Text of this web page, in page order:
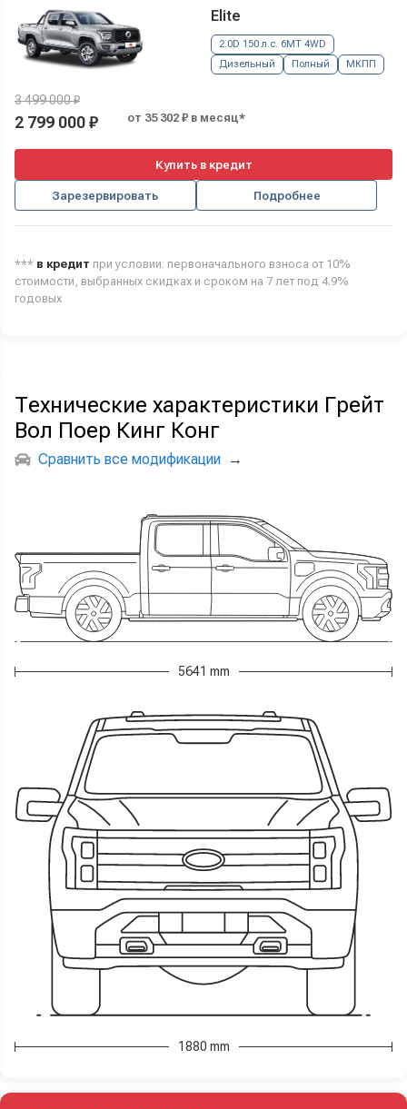
Elite
2.0D 150 л.с. 6MT 4WD
Дизельный
Полный МКПП
3 499 000 ₽
2 799 000 ₽ от 35 302 ₽ в месяц*
Купить в кредит
Зарезервировать Подробнее
*** в кредит при условии: первоначального взноса от 10%
стоимости, выбранных скидках и сроком на 7 лет под 4.9%
годовых
Технические характеристики Грейт
Вол Поер Кинг Конг
Сравнить все модификации →
5641 mm
1880 mm